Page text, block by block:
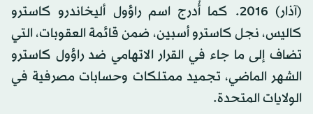
(آذار) 2016. كما أُدرج اسم راؤول أليخاندرو كاسترو
كاليس، نجل كاسترو أسبين، ضمن قائمة العقوبات، التي
تضاف إلى ما جاء في القرار الاتهامي ضد راؤول كاسترو
الشهر الماضي، تجميد ممتلكات وحسابات مصرفية في
الولايات المتحدة.